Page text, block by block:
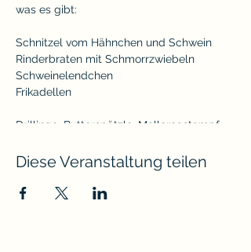
was es gibt:
Schnitzel vom Hähnchen und Schwein
Rinderbraten mit Schmorrzwiebeln
Schweinelendchen
Frikadellen
Drillinge, Butterspätzle, Mallorcastampf,
Kohlrabi, Apfel-Rotkohl, Wirsing,
Gartengemüse, Blattsalate mit
Stockhorsts Salatsauce, verschiedene
Salate
Diese Veranstaltung teilen